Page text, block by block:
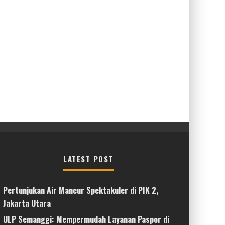
LATEST POST
Pertunjukan Air Mancur Spektakuler di PIK 2,
Jakarta Utara
ULP Semanggi: Mempermudah Layanan Paspor di